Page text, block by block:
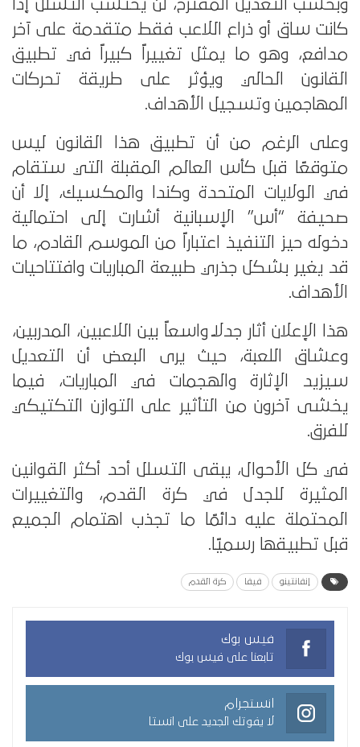
وبحسب التعديل المقترح، لن يحتسب التسلل إذا
كانت ساق أو ذراع اللاعب فقط متقدمة على آخر
مدافع، وهو ما يمثل تغييراً كبيراً في تطبيق
القانون الحالي ويؤثر على طريقة تحركات
المهاجمين وتسجيل الأهداف.
وعلى الرغم من أن تطبيق هذا القانون ليس
متوقعًا قبل كأس العالم المقبلة التي ستقام
في الولايات المتحدة وكندا والمكسيك، إلا أن
صحيفة “أس” الإسبانية أشارت إلى احتمالية
دخوله حيز التنفيذ اعتباراً من الموسم القادم، ما
قد يغير بشكل جذري طبيعة المباريات وافتتاحيات
الأهداف.
هذا الإعلان أثار جدلاً واسعاً بين اللاعبين، المدربين،
وعشاق اللعبة، حيث يرى البعض أن التعديل
سيزيد الإثارة والهجمات في المباريات، فيما
يخشى آخرون من التأثير على التوازن التكتيكي
للفرق.
في كل الأحوال، يبقى التسلل أحد أكثر القوانين
المثيرة للجدل في كرة القدم، والتغييرات
المحتملة عليه دائمًا ما تجذب اهتمام الجميع
قبل تطبيقها رسميًا.
إنفانتينو فيفا كرة القدم
فيس بوك
تابعنا على فيس بوك
انستجرام
لا يفوتك الجديد على انستا